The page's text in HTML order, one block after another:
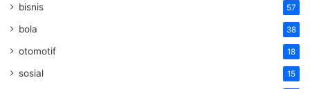
bisnis 57
bola 38
otomotif 18
sosial 15